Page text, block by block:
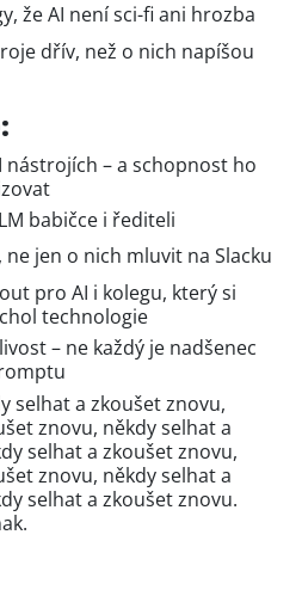
že AI není sci-fi ani hrozba
dřív, než o nich napíšou
nástrojích – a schopnost ho
babičce i řediteli
ne jen o nich mluvit na Slacku
pro AI i kolegu, který si
technologie
– ne každý je nadšenec
selhat a zkoušet znovu,
znovu, někdy selhat a
selhat a zkoušet znovu,
znovu, někdy selhat a
selhat a zkoušet znovu.